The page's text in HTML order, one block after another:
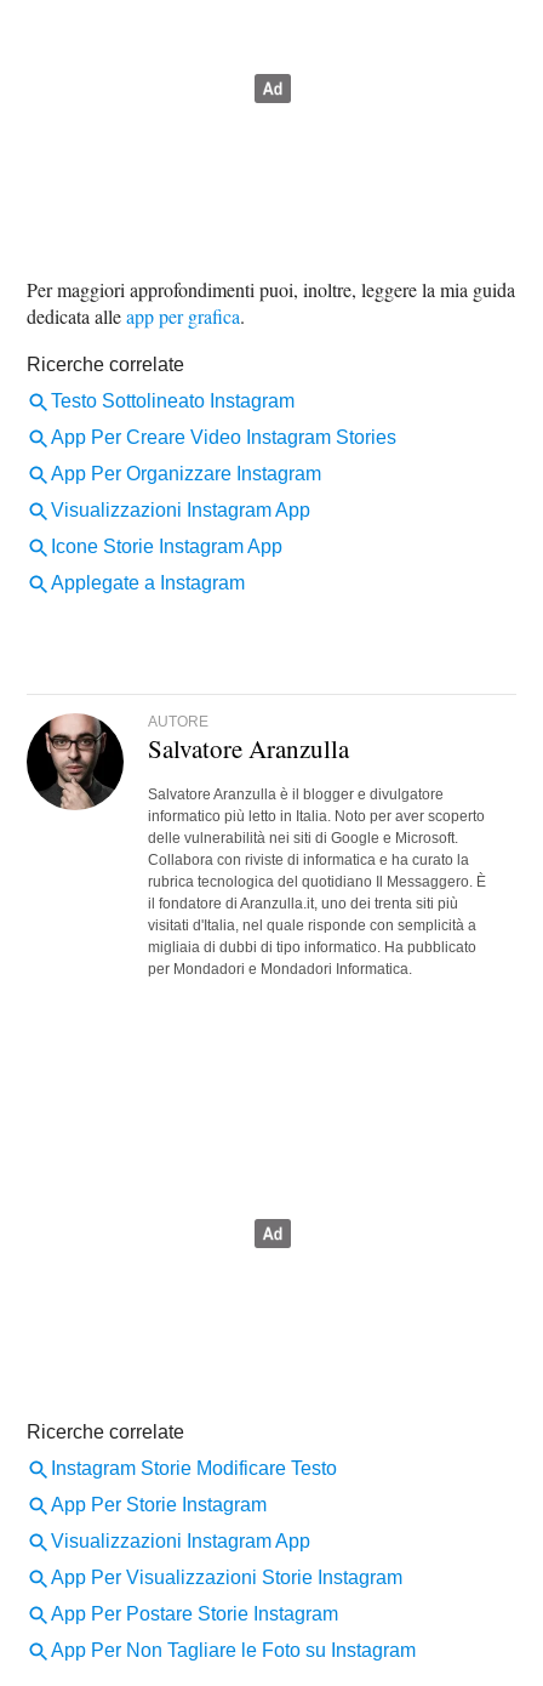
Per maggiori approfondimenti puoi, inoltre, leggere la mia guida
dedicata alleapp per grafica.
AUTORE
Salvatore Aranzulla
Salvatore Aranzulla è il blogger e divulgatore
informatico più letto in Italia. Noto per aver scoperto
delle vulnerabilità nei siti di Google e Microsoft.
Collabora con riviste di informatica e ha curato la
rubrica tecnologica del quotidiano Il Messaggero. È
il fondatore di Aranzulla.it, uno dei trenta siti più
visitati d'Italia, nel quale risponde con semplicità a
migliaia di dubbi di tipo informatico. Ha pubblicato
per Mondadori e Mondadori Informatica.